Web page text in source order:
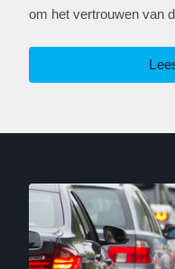
om het vertrouwen van